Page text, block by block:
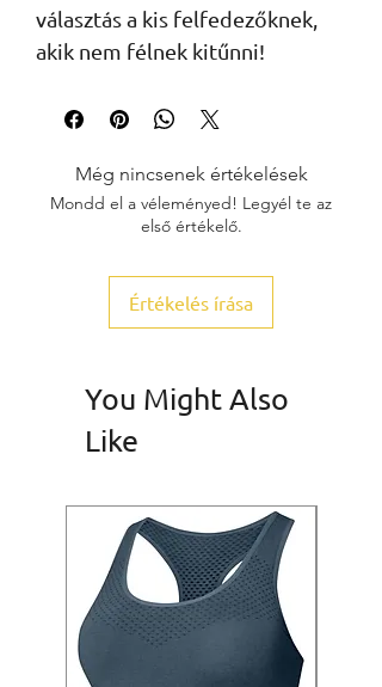
választás a kis felfedezőknek,
akik nem félnek kitűnni!
Még nincsenek értékelések
Mondd el a véleményed! Legyél te az
első értékelő.
Értékelés írása
You Might Also
Like